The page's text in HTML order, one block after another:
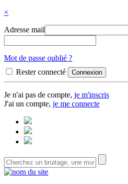
×
Adresse mail
Mot de passe oublié ?
Rester connecté
Je n'ai pas de compte, je m'inscris
J'ai un compte, je me connecte